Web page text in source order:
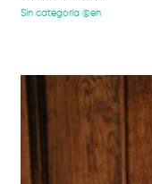
Sin categoría @en